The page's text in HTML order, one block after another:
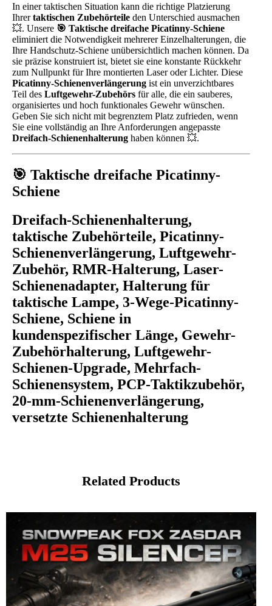
In einer taktischen Situation kann die richtige Platzierung
Ihrertaktischen Zubehörteile den Unterschied ausmachen
💥. Unsere 🎯 Taktische dreifache Picatinny-Schiene
eliminiert die Notwendigkeit mehrerer Einzelhalterungen, die
Ihre Handschutz-Schiene unübersichtlich machen können. Da
sie präzise konstruiert ist, bietet sie eine konstante Rückkehr
zum Nullpunkt für Ihre montierten Laser oder Lichter. Diese
Picatinny-Schienenverlängerung ist ein unverzichtbares
Teil des Luftgewehr-Zubehörs für alle, die ein sauberes,
organisiertes und hoch funktionales Gewehr wünschen.
Geben Sie sich nicht mit begrenztem Platz zufrieden, wenn
Sie eine vollständig an Ihre Anforderungen angepasste
Dreifach-Schienenhalterung haben können 💥.
🎯 Taktische dreifache Picatinny-
Schiene
Dreifach-Schienenhalterung,
taktische Zubehörteile, Picatinny-
Schienenverlängerung, Luftgewehr-
Zubehör, RMR-Halterung, Laser-
Schienenadapter, Halterung für
taktische Lampe, 3-Wege-Picatinny-
Schiene, Schiene in
kundenspezifischer Länge, Gewehr-
Zubehörhalterung, Luftgewehr-
Schienen-Upgrade, Mehrfach-
Schienensystem, PCP-Taktikzubehör,
20-mm-Schienenverlängerung,
versetzte Schienenhalterung
Related Products